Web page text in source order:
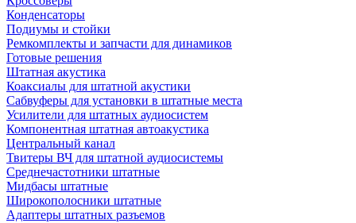
Конденсаторы
Подиумы и стойки
Ремкомплекты и запчасти для динамиков
Готовые решения
Штатная акустика
Коаксиалы для штатной акустики
Сабвуферы для установки в штатные места
Усилители для штатных аудиосистем
Компонентная штатная автоакустика
Центральный канал
Твитеры ВЧ для штатной аудиосистемы
Среднечастотники штатные
Мидбасы штатные
Широкополосники штатные
Адаптеры штатных разъемов